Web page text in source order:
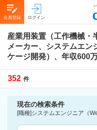
会員登録 ログイン
産業用装置（工作機械・
メーカー、システムエン
ケージ開発）、年収600
352 件
現在の検索条件